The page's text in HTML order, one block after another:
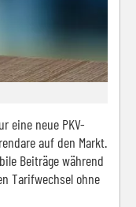
eine neue PKV-
auf den Markt.
Beiträge während
Tarifwechsel ohne